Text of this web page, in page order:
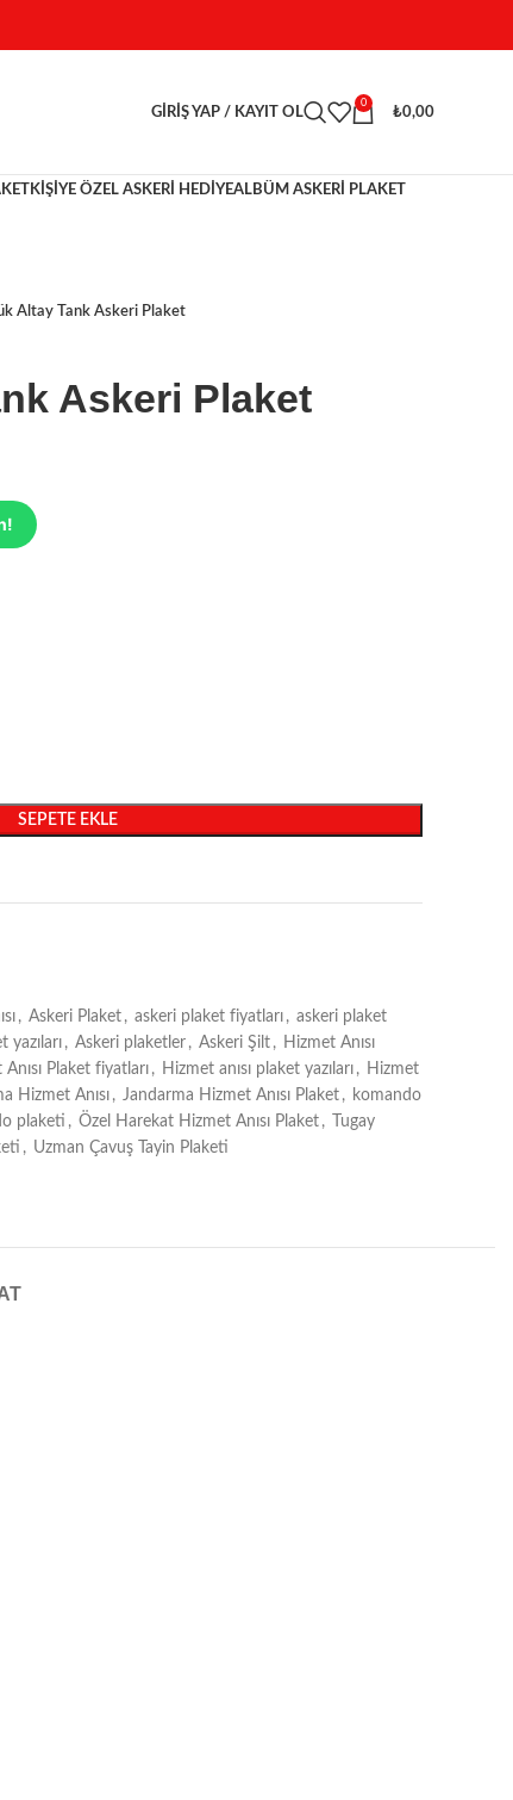
GIRIŞ YAP / KAYIT OL
0
₺0,00
KİŞİYE ÖZEL ASKERİ HEDİYEALBÜM ASKERI PLAKET
Altay Tank Askeri Plaket
Askeri Plaket
SEPETE EKLE
, Askeri Plaket , askeri plaket fiyatları , askeri plaket
yazıları , Askeri plaketler , Askeri Şilt , Hizmet Anısı
Plaket fiyatları , Hizmet anısı plaket yazıları , Hizmet
Hizmet Anısı , Jandarma Hizmet Anısı Plaket , komando
plaketi , Özel Harekat Hizmet Anısı Plaket ,
Tugay
, Uzman Çavuş Tayin Plaketi